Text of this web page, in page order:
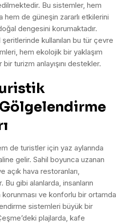
Bu sistemler, hem
de güneşin zararlı etkilerini
dengesini korumaktadır.
kullanılan bu tür çevre
hem ekolojik bir yaklaşım
turizm anlayışını destekler.
de turistler için yaz aylarında
gelir. Sahil boyunca uzanan
açık hava restoranları,
Bu gibi alanlarda, insanların
ve konforlu bir ortamda
sistemleri büyük bir
plajlarda, kafe